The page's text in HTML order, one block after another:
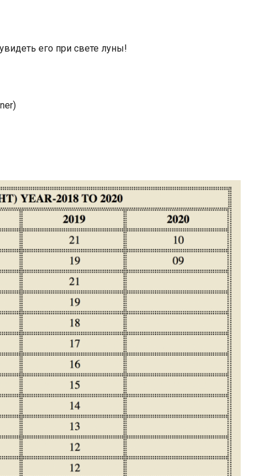
его при свете луны!